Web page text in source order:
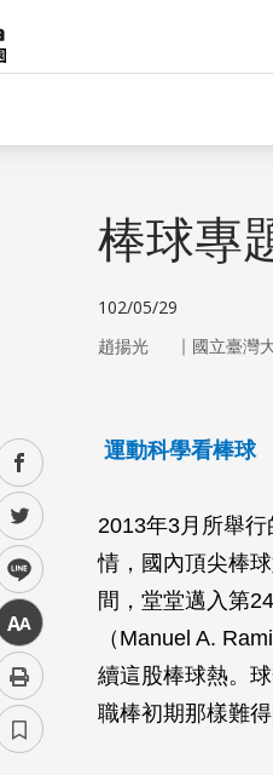
中
棒球專
102/05/29
趙揚光 ｜ 國立臺灣
運動科學看棒球
2013年3月所舉
情，國內頂尖棒
間，堂堂邁入第
（Manuel A.
續這股棒球熱。
職棒初期那樣難得